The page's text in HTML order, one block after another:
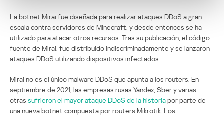
La botnet Mirai fue diseñada para realizar ataques DDoS a gran
escala contra servidores de Minecraft, y desde entonces se ha
utilizado para atacar otros recursos. Tras su publicación, el código
fuente de Mirai, fue distribuido indiscriminadamente y se lanzaron
ataques DDoS utilizando dispositivos infectados.
Mirai no es el único malware DDoS que apunta a los routers. En
septiembre de 2021, las empresas rusas Yandex, Sber y varias
otras sufrieron el mayor ataque DDoS de la historiapor parte de
una nueva botnet compuesta por routers Mikrotik. Los